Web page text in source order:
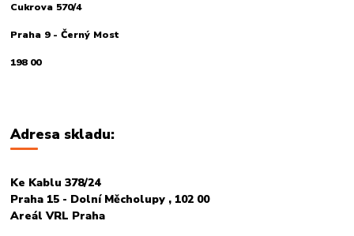
Cukrova 570/4
Praha 9 - Černý Most
198 00
Adresa skladu:
Ke Kablu 378/24
Praha 15 - Dolní Měcholupy , 102 00
Areál VRL Praha